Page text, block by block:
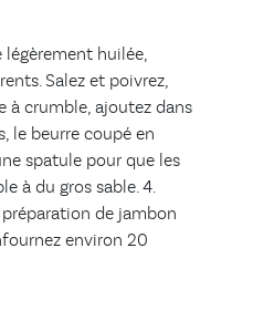
légèrement huilée,
Salez et poivrez,
à crumble, ajoutez dans
le beurre coupé en
spatule pour que les
à du gros sable. 4.
préparation de jambon
environ 20